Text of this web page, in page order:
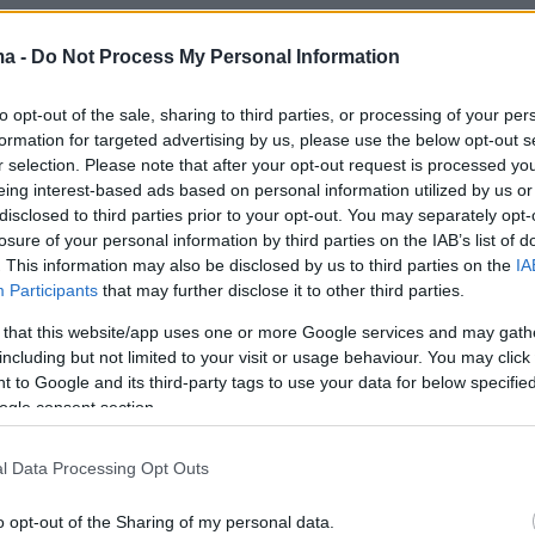
- Do Not Process My Personal Information
opt-out of the sale, sharing to third parties, or processing of your
for targeted advertising by us, please use the below opt-out
selection. Please note that after your opt-out request is processed
interest-based ads based on personal information utilized by us
to third parties prior to your opt-out. You may separately
of your personal information by third parties on the IAB’s list of
This information may also be disclosed by us to third parties on the
Participants that may further disclose it to other third parties.
that this website/app uses one or more Google services and may
but not limited to your visit or usage behaviour. You may
to Google and its third-party tags to use your data for below
consent section.
Data Processing Opt Outs
opt-out of the Sharing of my personal data.
τα προσωρινά
της προκήρυξης
του ΑΣΕΠ
προσωρινά αποτελέσματα της προκήρυξης
ΑΣΕΠ
1
έρευνα για το ατύχημα με
της ΕΥΑΘ